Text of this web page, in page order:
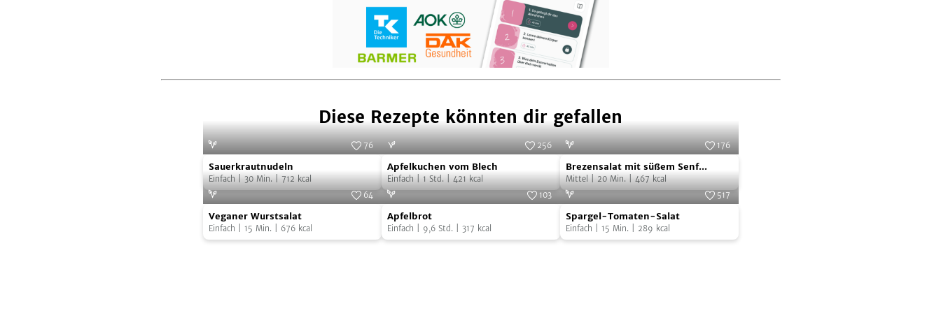
Diese Rezepte könnten dir gefallen
Sauerkrautnudeln
Foto: Frau S. verändert die Welt
76
Sauerkrautnudeln
Einfach| 30 Min.| 712kcal
Apfelkuchen
vom
Blech
Foto:
256
Apfelkuchen vom Blech
Einfach| 1 Std.| 421 kcal
Brezensalat
mit
süßem
Senf
Dressing
SevenCooks
176
Brezensalat mit süßem Senf
Dressing
Mittel 20 Min.| 467 kcal
Veganer
Wurstsalat
64
Veganer Wurstsalat
Einfach 15 Min. 676kcal
Apfelbrot
103
Apfelbrot
Einfach 9,6 Std. 317 kcal
Spargel-
Tomaten-
Salat
517
Spargel-Tomaten-Salat
Einfach 15 Min. 289 kcal